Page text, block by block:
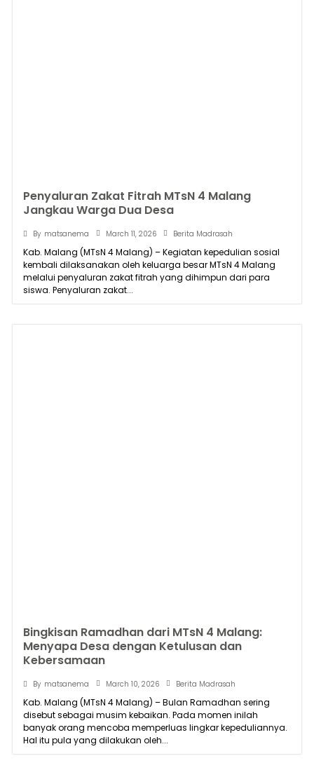
Penyaluran Zakat Fitrah MTsN 4 Malang
Jangkau Warga Dua Desa
By matsanema March 11, 2026 Berita Madrasah
Kab. Malang (MTsN 4 Malang) – Kegiatan kepedulian sosial
kembali dilaksanakan oleh keluarga besar MTsN 4 Malang
melalui penyaluran zakat fitrah yang dihimpun dari para
siswa. Penyaluran zakat...
Bingkisan Ramadhan dari MTsN 4 Malang:
Menyapa Desa dengan Ketulusan dan
Kebersamaan
By matsanema March 10, 2026 Berita Madrasah
Kab. Malang (MTsN 4 Malang) – Bulan Ramadhan sering
disebut sebagai musim kebaikan. Pada momen inilah
banyak orang mencoba memperluas lingkar kepeduliannya.
Hal itu pula yang dilakukan oleh...